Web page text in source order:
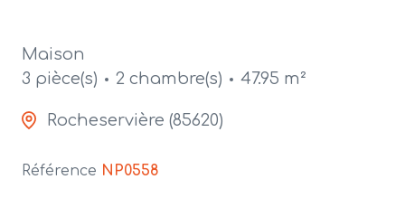
Maison
3 pièce(s)
2 chambre(s) 47.95 m²
Rocheservière (85620)
Référence NP0558